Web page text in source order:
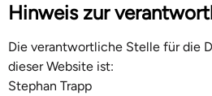
Hinweis zur
Die verantwortliche Stelle für die
dieser Website ist:
Stephan Trapp